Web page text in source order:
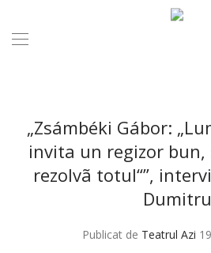
„Zsámbéki Gábor:
invita un regizor
rezolvã totul“”,
Dumitru
Publicat de Teatrul Azi